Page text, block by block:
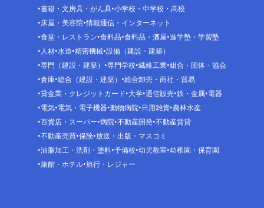
書籍・文房具・がん具 小学校・中学校・高校
床屋・美容院 情報通信・インターネット
食堂・レストラン 食料品 食料品・酒屋 進学塾・学習塾
人材 水道 精密機械 設備（建設・建築）
専門（建設・建築）
専門学校 繊維工業 組合・団体・協会
倉庫 総合（建設・建築）
総合卸売・商社・貿易
貸金業・クレジットカード 大学 通信販売 鉄・金属 電器
電気 電気・電子機器 動物病院 日用雑貨 農林水産
百貨店・スーパー 病院 不動産開発 不動産賃貸
不動産売買 保険 放送・出版・マスコミ
油脂加工・洗剤・塗料 予備校 幼児教室 幼稚園・保育園
旅館・ホテル 旅行・レジャー